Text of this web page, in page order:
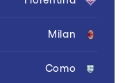
Milan
Como